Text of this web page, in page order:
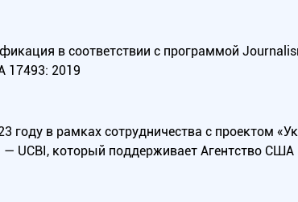
в соответствии с программой
17493: 2019
году в рамках сотрудничества с проектом
— UCBI, который поддерживает Агентство